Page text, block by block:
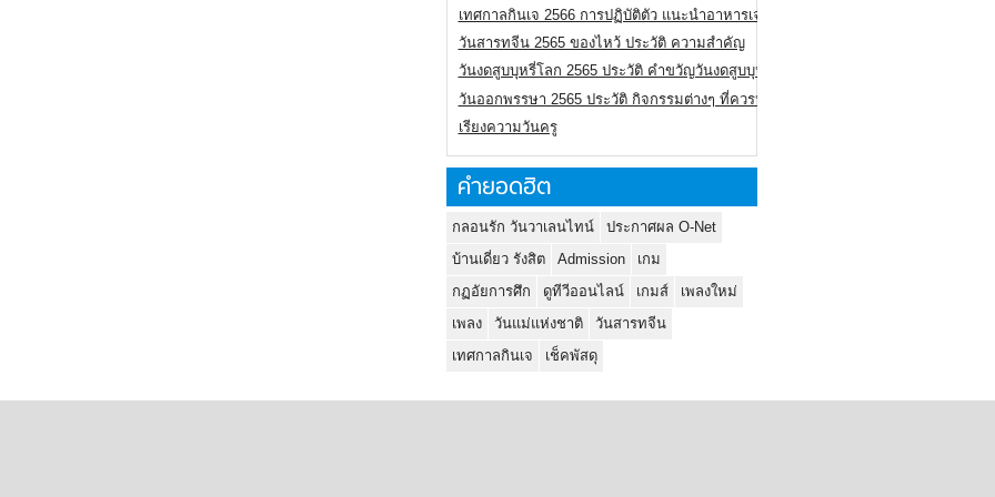
เทศกาลกินเจ 2566 การปฏิบัติตัว แนะนำอาหารเจ
วันสารทจีน 2565 ของไหว้ ประวัติ ความสำคัญ
วันงดสูบบุหรี่โลก 2565 ประวัติ คำขวัญวันงดสูบบุหรี่โลก
วันออกพรรษา 2565 ประวัติ กิจกรรมต่างๆ ที่ควรปฏิบัติ
เรียงความวันครู
คำยอดฮิต
กลอนรัก วันวาเลนไทน์
ประกาศผล O-Net
บ้านเดี่ยว รังสิต
Admission
เกม
กฏอัยการศึก
ดูทีวีออนไลน์ เกมส์
เพลงใหม่
เพลง
วันแม่แห่งชาติ
วันสารทจีน
เทศกาลกินเจ
เช็คพัสดุ